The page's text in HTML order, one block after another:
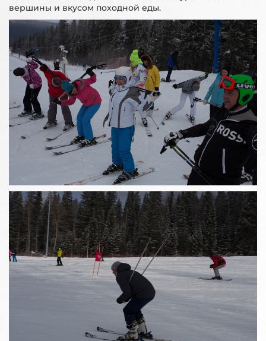
вершины и вкусом походной еды.